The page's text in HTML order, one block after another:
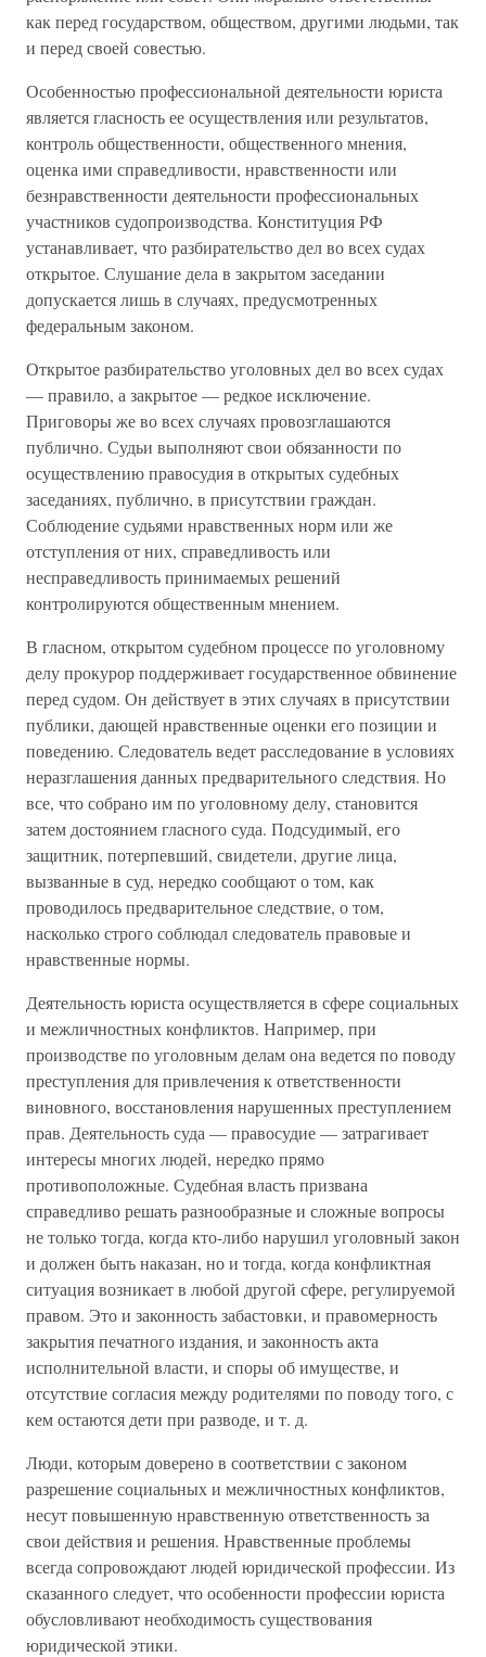
как перед государством, обществом, другими людьми, так
и перед своей совестью.
Особенностью профессиональной деятельности юриста
является гласность ее осуществления или результатов,
контроль общественности, общественного мнения,
оценка ими справедливости, нравственности или
безнравственности деятельности профессиональных
участников судопроизводства. Конституция РФ
устанавливает, что разбирательство дел во всех судах
открытое. Слушание дела в закрытом заседании
допускается лишь в случаях, предусмотренных
федеральным законом.
Открытое разбирательство уголовных дел во всех судах
— правило, а закрытое — редкое исключение.
Приговоры же во всех случаях провозглашаются
публично. Судьи выполняют свои обязанности по
осуществлению правосудия в открытых судебных
заседаниях, публично, в присутствии граждан.
Соблюдение судьями нравственных норм или же
отступления от них, справедливость или
несправедливость принимаемых решений
контролируются общественным мнением.
В гласном, открытом судебном процессе по уголовному
делу прокурор поддерживает государственное обвинение
перед судом. Он действует в этих случаях в присутствии
публики, дающей нравственные оценки его позиции и
поведению. Следователь ведет расследование в условиях
неразглашения данных предварительного следствия. Но
все, что собрано им по уголовному делу, становится
затем достоянием гласного суда. Подсудимый, его
защитник, потерпевший, свидетели, другие лица,
вызванные в суд, нередко сообщают о том, как
проводилось предварительное следствие, о том,
насколько строго соблюдал следователь правовые и
нравственные нормы.
Деятельность юриста осуществляется в сфере социальных
и межличностных конфликтов. Например, при
производстве по уголовным делам она ведется по поводу
преступления для привлечения к ответственности
виновного, восстановления нарушенных преступлением
прав. Деятельность суда — правосудие — затрагивает
интересы многих людей, нередко прямо
противоположные. Судебная власть призвана
справедливо решать разнообразные и сложные вопросы
не только тогда, когда кто-либо нарушил уголовный закон
и должен быть наказан, но и тогда, когда конфликтная
ситуация возникает в любой другой сфере, регулируемой
правом. Это и законность забастовки, и правомерность
закрытия печатного издания, и законность акта
исполнительной власти, и споры об имуществе, и
отсутствие согласия между родителями по поводу того, с
кем остаются дети при разводе, и т. д.
Люди, которым доверено в соответствии с законом
разрешение социальных и межличностных конфликтов,
несут повышенную нравственную ответственность за
свои действия и решения. Нравственные проблемы
всегда сопровождают людей юридической профессии. Из
сказанного следует, что особенности профессии юриста
обусловливают необходимость существования
юридической этики.